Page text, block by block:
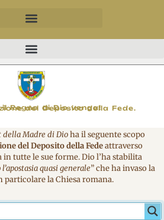
del Deposito della Fede.
Regno di Dio venga!
Madre di Dioha il seguente scopo
del Deposito della Fedeattraverso
in tutte le sue forme. Dio l’ha stabilita
quasi generale” che ha invaso la
particolare la Chiesa romana.